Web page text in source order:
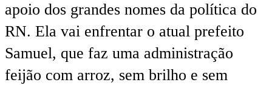
apoio dos grandes nomes da política do
RN. Ela vai enfrentar o atual prefeito
Samuel, que faz uma administração
feijão com arroz, sem brilho e sem